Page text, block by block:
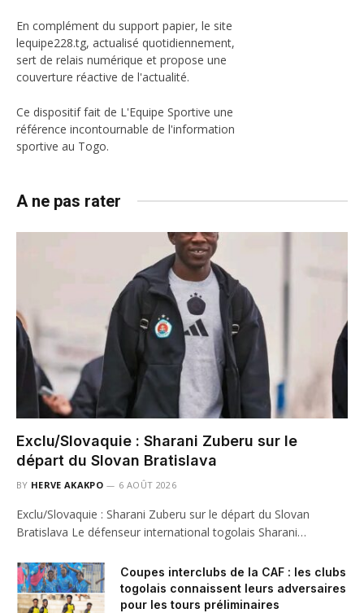
En complément du support papier, le site
lequipe228.tg, actualisé quotidiennement,
sert de relais numérique et propose une
couverture réactive de l'actualité.
Ce dispositif fait de L'Equipe Sportive une
référence incontournable de l'information
sportive au Togo.
A ne pas rater
Exclu/Slovaquie : Sharani Zuberu sur le
départ du Slovan Bratislava
BY HERVE AKAKPO 6 AOÛT 2026
Exclu/Slovaquie : Sharani Zuberu sur le départ du Slovan
Bratislava Le défenseur international togolais Sharani…
Coupes interclubs de la CAF : les clubs
togolais connaissent leurs adversaires
pour les tours préliminaires